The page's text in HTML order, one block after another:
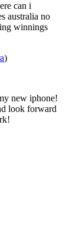
can i
australia no
winnings
)
new iphone!
look forward